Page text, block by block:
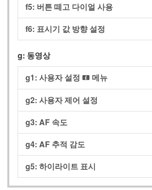
f5: 버튼 떼고 다이얼 사용
f6: 표시기 값 방향 설정
g: 동영상
g1: 사용자 설정 i 메뉴
g2: 사용자 제어 설정
g3: AF 속도
g4: AF 추적 감도
g5: 하이라이트 표시